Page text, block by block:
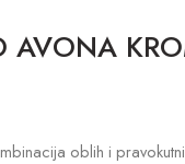
AVONA
oblih i